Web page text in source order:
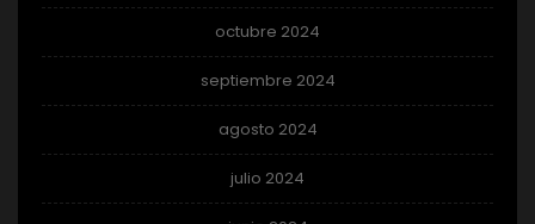
octubre 2024
septiembre 2024
agosto 2024
julio 2024